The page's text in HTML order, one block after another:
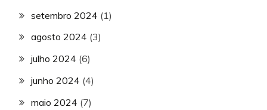
setembro 2024 (1)
agosto 2024 (3)
julho 2024 (6)
junho 2024 (4)
maio 2024 (7)